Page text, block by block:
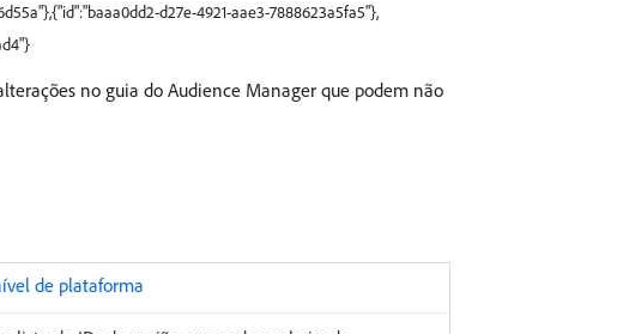
d27e-4921-aae3-7888623a5fa5"},
no guia do Audience Manager que podem não
de plataforma